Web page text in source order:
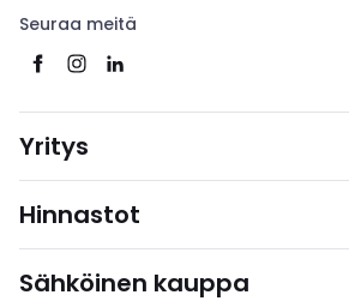
Seuraa meitä
Yritys
Hinnastot
Sähköinen kauppa